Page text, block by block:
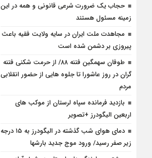
حجاب یک ضرورت شرعی قانونی و همه در این
زمینه مسئول هستند
مجاهدت ملت ایران در سایه ولایت فقیه باعث
پیروزی بر دشمن شده است
طوفان سهمگین فتنه ۸۸/ از حرمت شکنی فتنه
گران در روز عاشورا تا جلوه هایی از حضور انقلابی
مردم
بازدید فرمانده سپاه لرستان از موکب های
اربعین الیگودرز +تصویر
دمای هوای شب گذشته در الیگودرز به ۱۵ درجه
زیر صفر رسید/ ورود موج جدید بارشها